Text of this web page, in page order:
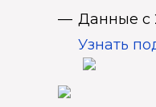
Данные с
Узнать